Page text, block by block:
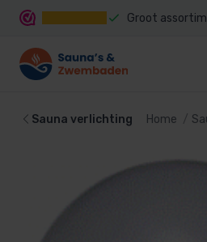
Groot
Sauna verlichting Home